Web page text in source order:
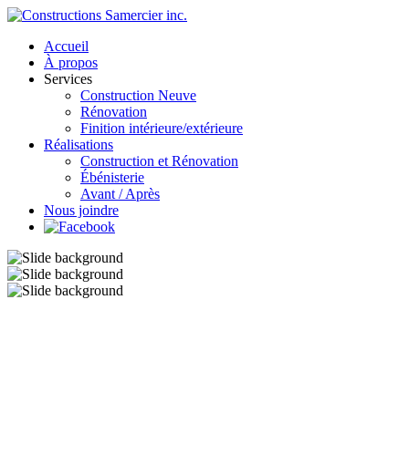
Accueil
À propos
Services
Construction Neuve
Rénovation
Finition intérieure/extérieure
Réalisations
Construction et Rénovation
Ébénisterie
Avant / Après
Nous joindre